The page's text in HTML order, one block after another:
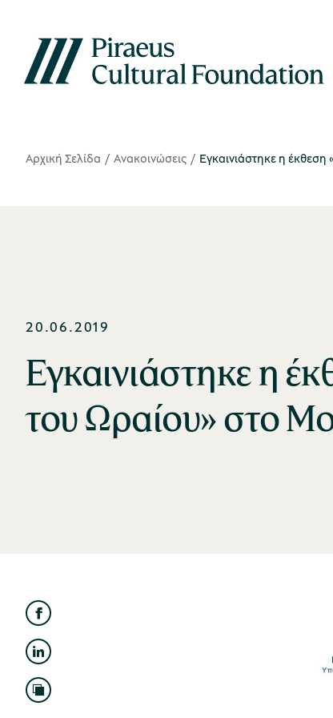
Αρχική Σελίδα Ανακοινώσεις Εγκαινιάστηκε η
20.06.2019
Εγκαινιάστηκε η
του Ωραίου» στο